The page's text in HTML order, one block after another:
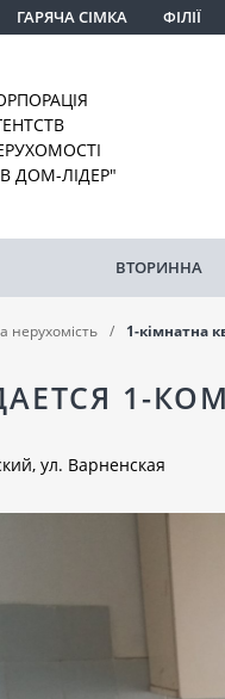
ГАРЯЧА СІМКА ФІЛІЇ
ДОМ-ЛІДЕР"
ВТОРИННА
нерухомість 1-кімнатна
1-
ул. Варненская